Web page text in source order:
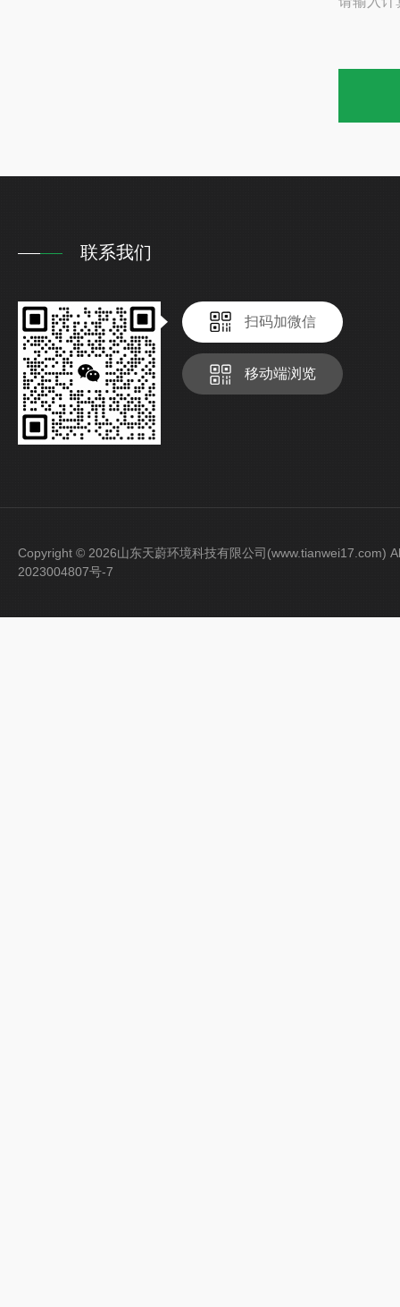
联系我们
扫码加微信
移动端浏览
Copyright © 2026山东天蔚环境科技有限公司(www.tianwei17.com)
2023004807号-7